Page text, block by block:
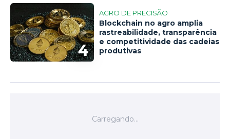
4
AGRO DE PRECISÃO
Blockchain no agro amplia
rastreabilidade, transparência
e competitividade das cadeias
produtivas